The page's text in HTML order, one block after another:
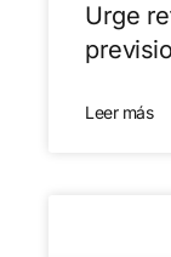
Urge
Leer más